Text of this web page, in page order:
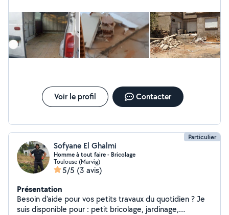
Voir le profil Contacter
Particulier
Sofyane El Ghalmi
Homme à tout faire - Bricolage
Toulouse (Marvig)
5/5 (3 avis)
Présentation
Besoin d'aide pour vos petits travaux du quotidien ? Je
suis disponible pour : petit bricolage, jardinage,